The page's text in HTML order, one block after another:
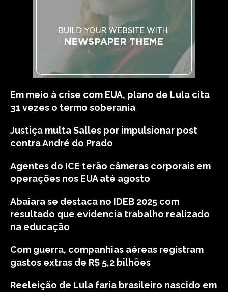
Em meio à crise com EUA, plano de Lula cita
31 vezes o termo soberania
Justiça multa Salles por impulsionar post
contra André do Prado
Agentes do ICE terão câmeras corporais em
operações nos EUA até agosto
Abaiara se destaca no IDEB 2025 com
resultado que evidencia trabalho realizado
na educação
Com guerra, companhias aéreas registram
gastos extras de R$ 5,2 bilhões
Reeleição de Lula faria brasileiro nascido em